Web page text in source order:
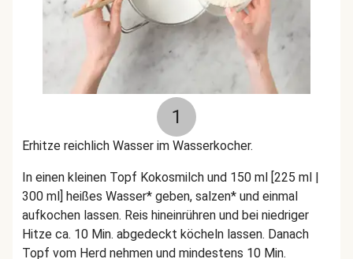
1
Erhitze reichlich Wasser im Wasserkocher.
In einen kleinen Topf Kokosmilch und 150 ml [225 ml |
300 ml] heißes Wasser* geben, salzen* und einmal
aufkochen lassen. Reis hineinrühren und bei niedriger
Hitze ca. 10 Min. abgedeckt köcheln lassen. Danach
Topf vom Herd nehmen und mindestens 10 Min.